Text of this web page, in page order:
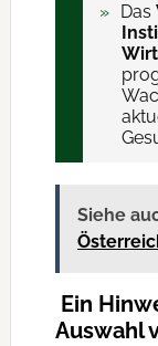
Das
Siehe
Ein
Auswahl